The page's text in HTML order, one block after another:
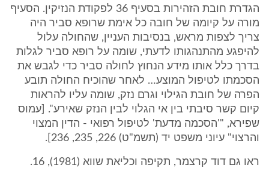
הגדרת חובת הזהירות בסעיף 36 לפקודת הנזיקין. הסעיף
מורה על קיומה של חובה כל אימת שרופא סביר היה
צריך לצפות מראש, בנסיבות העניין, שהחולה עלול
להיפגע מהתנהגותו לדעתי, שומה על רופא סביר לגלות
בדרך כלל אותו מידע הנחוץ לחולה סביר כדי לגבש את
הסכמתו לטיפול המוצע… לאחר שהוכיח החולה תובע
הפרה של חובת הגילוי וגרם נזק, שומה עליו להראות
קיום קשר סיבתי בין אי הגלוי לבין הנזק שאירע". [עמוס
שפירא, "'הסכמה מדעת' לטיפול רפואי - הדין המצוי
והרצוי" עיוני משפט יד (תשמ"ט) 226, 235, 236].
ראו גם דוד קרצמר, תקיפה וכליאת שווא (1981), 16.